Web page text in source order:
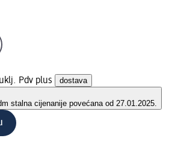
uklj. Pdv plus dostava
stalna cijenanije povećana od 27.01.2025.